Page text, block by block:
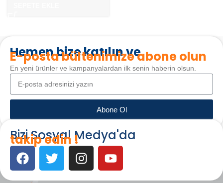
Hemen bize katılın ve
E-posta bültenimize abone olun
En yeni ürünler ve kampanyalardan ilk senin haberin olsun.
Abone Ol
Bizi Sosyal Medya'da
takip edin !